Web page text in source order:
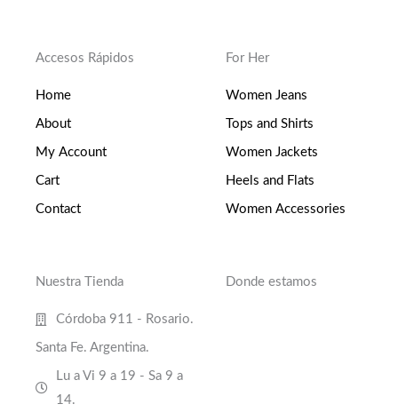
Accesos Rápidos
Home
About
My Account
Cart
Contact
For Her
Women Jeans
Tops and Shirts
Women Jackets
Heels and Flats
Women Accessories
Nuestra Tienda
Córdoba 911 - Rosario.
Santa Fe. Argentina.
Lu a Vi 9 a 19 - Sa 9 a
14.
Donde estamos